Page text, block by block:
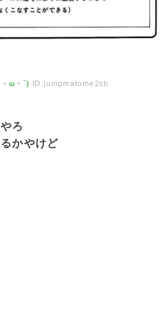
ω・´) ID:jumpmatome2ch
ろ
かやけど